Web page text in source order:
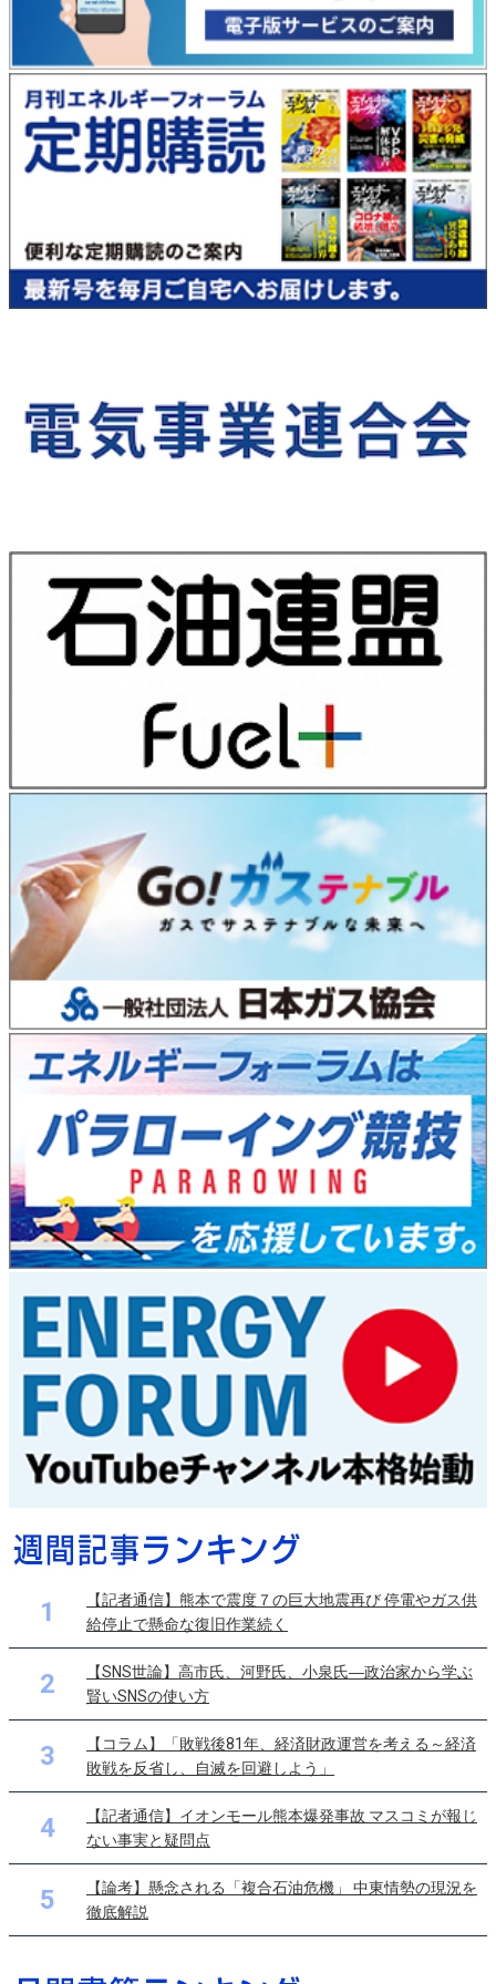
1
【記者通信】熊本で震度７の巨大地震再び 停電やガス供
給停止で懸命な復旧作業続く
2
【SNS世論】高市氏、河野氏、小泉氏―政治家から学ぶ
賢いSNSの使い方
3
【コラム】「敗戦後81年、経済財政運営を考える～経済
敗戦を反省し、自滅を回避しよう」
4
【記者通信】イオンモール熊本爆発事故 マスコミが報じ
ない事実と疑問点
5
【論考】懸念される「複合石油危機」 中東情勢の現況を
徹底解説